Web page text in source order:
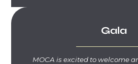
Gala
MOCA is excited to welcome